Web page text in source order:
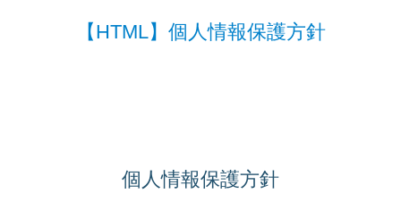
【HTML】個人情報保護方針
個人情報保護方針